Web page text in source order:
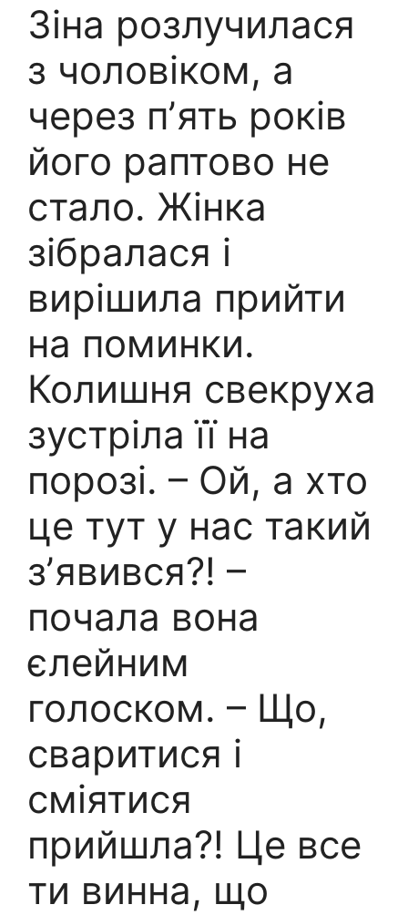
Зіна розлучилася
з чоловіком, а
через пʼять років
його раптово не
стало. Жінка
зібралася і
вирішила прийти
на поминки.
Колишня свекруха
зустріла її на
порозі. – Ой, а хто
це тут у нас такий
зʼявився?! –
почала вона
єлейним
голоском. – Що,
сваритися і
сміятися
прийшла?! Це все
ти винна, що